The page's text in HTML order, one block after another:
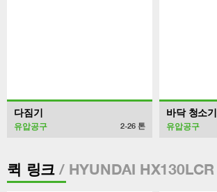
다짐기
유압공구 2-26 톤
바닥 청소기
유압공구
퀵 링크 / HYUNDAI HX130LCR